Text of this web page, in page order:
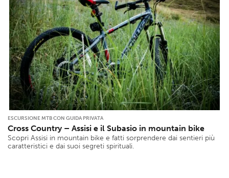
ESCURSIONE MTB CON GUIDA PRIVATA
Cross Country – Assisi e il Subasio in mountain bike
Scopri Assisi in mountain bike e fatti sorprendere dai sentieri più
caratteristici e dai suoi segreti spirituali.